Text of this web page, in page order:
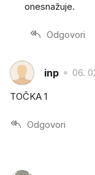
onesnažuje.
Odgovori
inp 06.
TOČKA 1
Odgovori